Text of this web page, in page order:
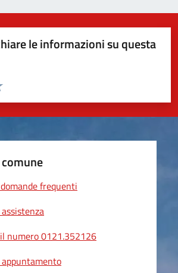
le informazioni su questa
pagina
5 stelle su 5
stelle su 5
su 5
5
frequenti
numero 0121.352126